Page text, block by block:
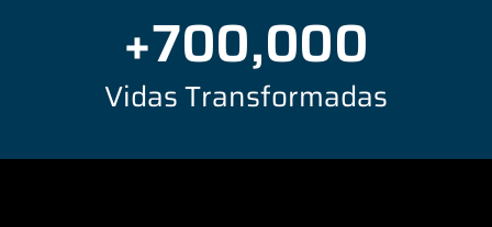
Vidas Transformadas
+700,000